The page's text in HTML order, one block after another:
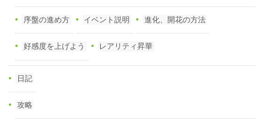
序盤の進め方 イベント説明 進化、開花の方法
好感度を上げよう レアリティ昇華
日記
攻略